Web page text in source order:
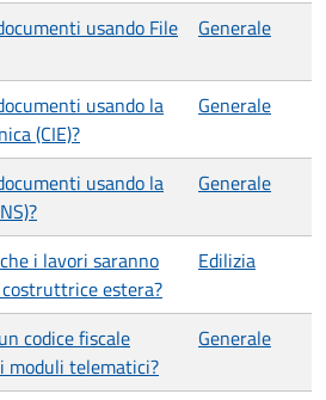
usando File
Generale
usando la
(CIE)?
Generale
usando la
Generale
i lavori saranno
estera?
Edilizia
codice fiscale
moduli telematici?
Generale